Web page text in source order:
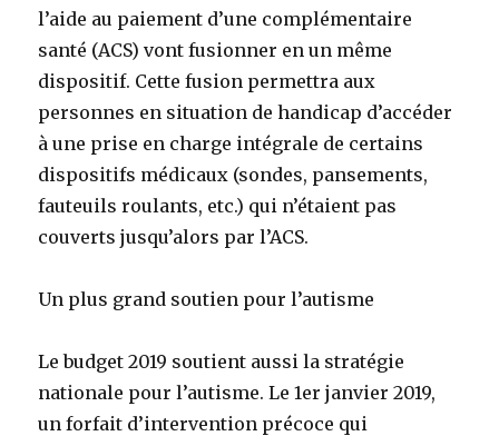
l’aide au paiement d’une complémentaire
santé (ACS) vont fusionner en un même
dispositif. Cette fusion permettra aux
personnes en situation de handicap d’accéder
à une prise en charge intégrale de certains
dispositifs médicaux (sondes, pansements,
fauteuils roulants, etc.) qui n’étaient pas
couverts jusqu’alors par l’ACS.
Un plus grand soutien pour l’autisme
Le budget 2019 soutient aussi la stratégie
nationale pour l’autisme. Le 1er janvier 2019,
un forfait d’intervention précoce qui